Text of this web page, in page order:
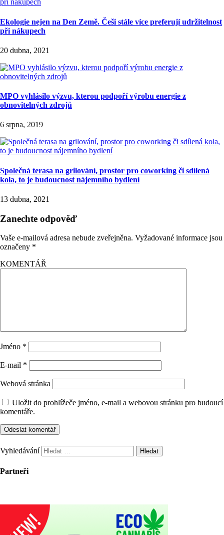
Ekologie nejen na Den Země. Češi stále více preferují udržitelnost
při nákupech
20 dubna, 2021
MPO vyhlásilo výzvu, kterou podpoří výrobu energie z
obnovitelných zdrojů
6 srpna, 2019
Společná terasa na grilování, prostor pro coworking či sdílená
kola, to je budoucnost nájemního bydlení
13 dubna, 2021
Zanechte odpověď
Vaše e-mailová adresa nebude zveřejněna. Vyžadované informace jsou
označeny *
KOMENTÁŘ
Jméno *
E-mail *
Webová stránka
Uložit do prohlížeče jméno, e-mail a webovou stránku pro budoucí
komentáře.
Vyhledávání
Partneři